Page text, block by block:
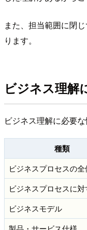
また、担当範囲に閉
ります。
ビジネス理解
ビジネス理解に必要
種類
ビジネスプロセスの
ビジネスプロセスに
ビジネスモデル